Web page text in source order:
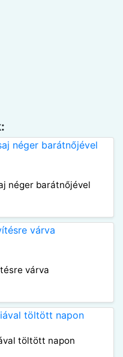
néger barátnőjével
várva
töltött napon